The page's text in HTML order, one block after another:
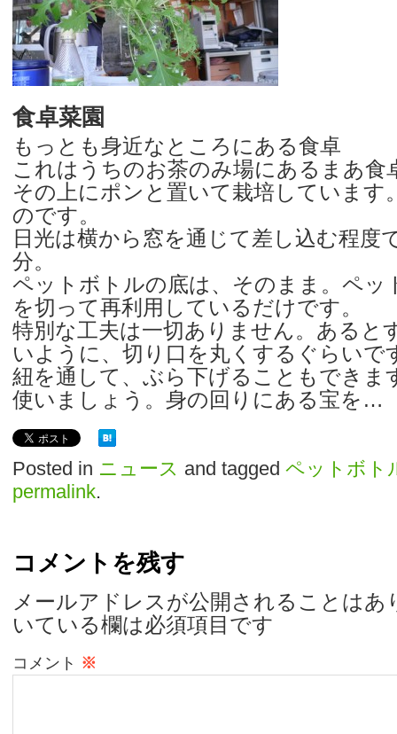
食卓菜園
もっとも身近なところにある食卓
これはうちのお茶のみ場にあるまあ食
その上にポンと置いて栽培しています
のです。
日光は横から窓を通じて差し込む程度
分。
ペットボトルの底は、そのまま。ペッ
を切って再利用しているだけです。
特別な工夫は一切ありません。あると
いように、切り口を丸くするぐらいで
紐を通して、ぶら下げることもできま
使いましょう。身の回りにある宝を…
Posted in ニュース and tagged ペットボト
permalink.
コメントを残す
メールアドレスが公開されることはあ
いている欄は必須項目です
コメント ※